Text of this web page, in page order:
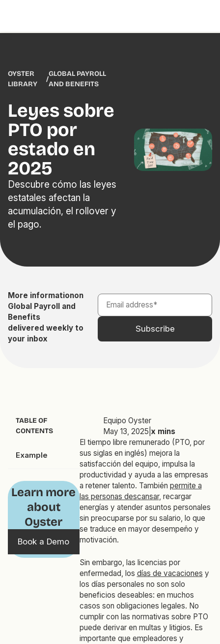
OYSTER
LIBRARY
/
GLOBAL PAYROLL
AND BENEFITS
Leyes sobre
PTO por
estado en
2025
Descubre cómo las leyes
estatales afectan la
acumulación, el rollover y
el pago.
More informationon
Global Payroll and
Benefits
delivered weekly to
your inbox
TABLE OF
CONTENTS
Example
Learn more
about
Oyster
Book a Demo
Equipo Oyster
May 13, 2025 x mins
El tiempo libre remunerado (PTO, por
sus siglas en inglés) mejora la
satisfacción del equipo, impulsa la
productividad y ayuda a las empresas
a retener talento. También permite a
las personas descansar, recargar
energías y atender asuntos personales
sin preocuparse por su salario, lo que
se traduce en mayor desempeño y
motivación.
Sin embargo, las licencias por
enfermedad, los días de vacaciones y
los días personales no son solo
beneficios deseables: en muchos
casos son obligaciones legales. No
cumplir con las normativas sobre PTO
puede derivar en multas y litigios. Es
importante que empleadores y